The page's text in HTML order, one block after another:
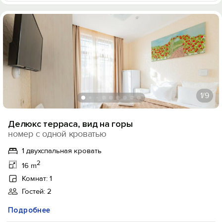
1/9
Делюкс терраса, вид на горы
номер с одной кроватью
1 двухспальная кровать
16 m2
Комнат: 1
Гостей: 2
Подробнее